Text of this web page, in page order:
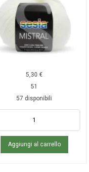
5,30€
51
57 disponibili
Aggiungi al carrello